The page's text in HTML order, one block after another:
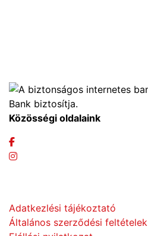
Közösségi oldalaink
Adatkezlési tájékoztató
Általános szerződési feltételek